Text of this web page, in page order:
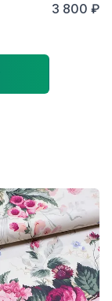
3 800 ₽